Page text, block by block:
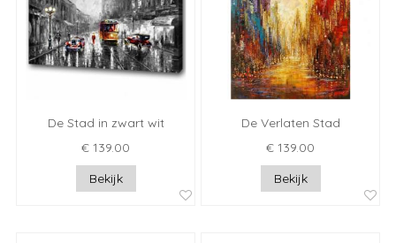
De Stad in zwart wit
€ 139.00
Bekijk
De Verlaten Stad
€ 139.00
Bekijk